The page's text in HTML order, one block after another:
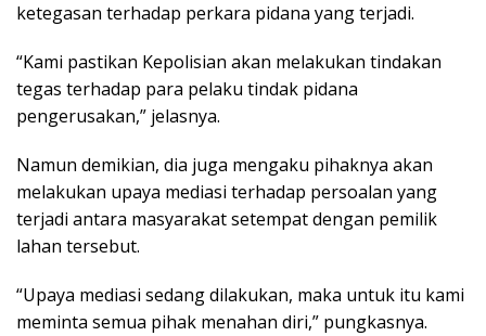
ketegasan terhadap perkara pidana yang terjadi.
“Kami pastikan Kepolisian akan melakukan tindakan
tegas terhadap para pelaku tindak pidana
pengerusakan,” jelasnya.
Namun demikian, dia juga mengaku pihaknya akan
melakukan upaya mediasi terhadap persoalan yang
terjadi antara masyarakat setempat dengan pemilik
lahan tersebut.
“Upaya mediasi sedang dilakukan, maka untuk itu kami
meminta semua pihak menahan diri,” pungkasnya.